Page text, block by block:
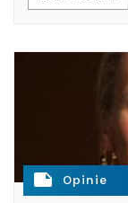
note Opinie